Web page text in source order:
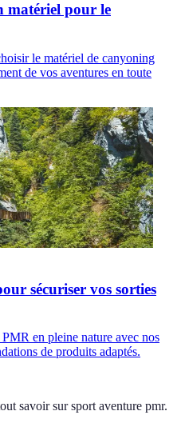
matériel pour le
le matériel de canyoning
de vos aventures en toute
sécuriser vos sorties
en pleine nature avec nos
de produits adaptés.
savoir sur sport aventure pmr.